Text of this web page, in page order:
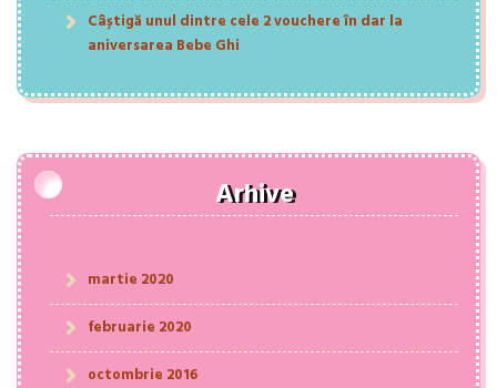
Câștigă unul dintre cele 2 vouchere în dar la
aniversarea Bebe Ghi
Arhive
martie 2020
februarie 2020
octombrie 2016